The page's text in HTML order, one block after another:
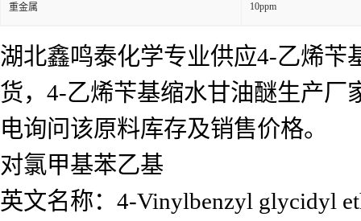
重金属 10ppm
湖北鑫鸣泰化学专业供应4-乙烯苄
货，4-乙烯苄基缩水甘油醚生产
电询问该原料库存及销售价格。
对氯甲基苯乙基
英文名称：4-Vinylbenzyl glycidyl